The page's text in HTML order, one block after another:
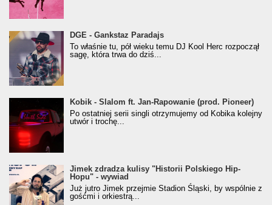
donGURALesko z nagrodą za
Klasyczny/Trueschoolowy Album Roku
(Popkillery 2023)
DGE - Gankstaz Paradajs
To właśnie tu, pół wieku temu DJ Kool Herc rozpoczął
sagę, która trwa do dziś...
Kobik - Slalom ft. Jan-Rapowanie (prod. Pioneer)
[Official Music Visualiser]
Kobik - Slalom ft. Jan-Rapowanie (prod. Pioneer)
Po ostatniej serii singli otrzymujemy od Kobika kolejny
utwór i trochę...
Jimek zdradza kulisy "Historii Polskiego Hip-
Hopu" - wywiad
Jimek zdradza kulisy "Historii Polskiego Hip-
Hopu" - wywiad
Już jutro Jimek przejmie Stadion Śląski, by wspólnie z
gośćmi i orkiestrą...